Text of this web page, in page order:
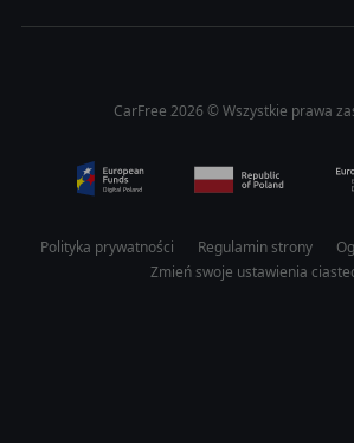
CarFree 2026 © Wszystkie prawa
Polityka prywatności Regulamin strony
Zmień swoje ustawienia